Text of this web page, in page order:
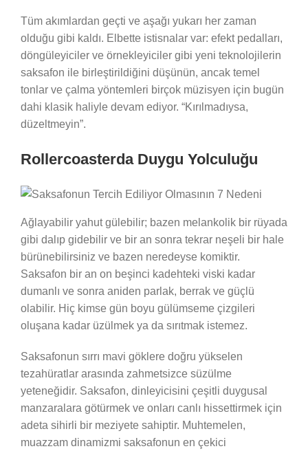
Tüm akımlardan geçti ve aşağı yukarı her zaman
olduğu gibi kaldı. Elbette istisnalar var: efekt pedalları,
döngüleyiciler ve örnekleyiciler gibi yeni teknolojilerin
saksafon ile birleştirildiğini düşünün, ancak temel
tonlar ve çalma yöntemleri birçok müzisyen için bugün
dahi klasik haliyle devam ediyor. “Kırılmadıysa,
düzeltmeyin”.
Rollercoasterda Duygu Yolculuğu
Ağlayabilir yahut gülebilir; bazen melankolik bir rüyada
gibi dalıp gidebilir ve bir an sonra tekrar neşeli bir hale
bürünebilirsiniz ve bazen neredeyse komiktir.
Saksafon bir an on beşinci kadehteki viski kadar
dumanlı ve sonra aniden parlak, berrak ve güçlü
olabilir. Hiç kimse gün boyu gülümseme çizgileri
oluşana kadar üzülmek ya da sırıtmak istemez.
Saksafonun sırrı mavi göklere doğru yükselen
tezahüratlar arasında zahmetsizce süzülme
yeteneğidir. Saksafon, dinleyicisini çeşitli duygusal
manzaralara götürmek ve onları canlı hissettirmek için
adeta sihirli bir meziyete sahiptir. Muhtemelen,
muazzam dinamizmi saksafonun en çekici